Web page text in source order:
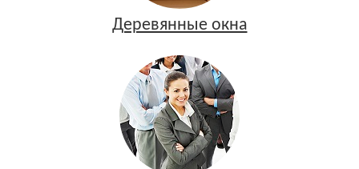
Деревянные окна